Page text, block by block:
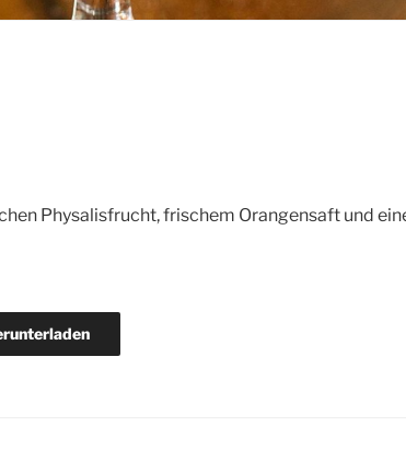
Physalisfrucht, frischem Orangensaft und